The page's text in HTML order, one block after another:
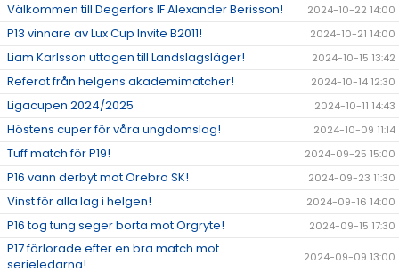
Välkommen till Degerfors IF Alexander Berisson! 2024-10-22 14:00
P13 vinnare av Lux Cup Invite B2011! 2024-10-21 14:00
Liam Karlsson uttagen till Landslagsläger! 2024-10-15 13:42
Referat från helgens akademimatcher! 2024-10-14 12:30
Ligacupen 2024/2025 2024-10-11 14:43
Höstens cuper för våra ungdomslag! 2024-10-09 11:14
Tuff match för P19! 2024-09-25 15:00
P16 vann derbyt mot Örebro SK! 2024-09-23 11:30
Vinst för alla lag i helgen! 2024-09-16 14:00
P16 tog tung seger borta mot Örgryte! 2024-09-15 17:30
P17 förlorade efter en bra match mot
serieledarna!
2024-09-09 13:00